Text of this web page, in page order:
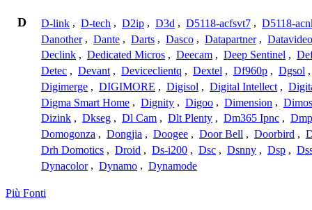
D D-link , D-tech , D2ip , D3d , D5118-acfsvt7 , D5118-
Danother , Dante , Darts , Dasco , Datapartner , Datavideo
Declink , Dedicated Micros , Deecam , Deep Sentinel ,
Detec , Devant , Deviceclientq , Dextel , Df960p , Dgsol
Digimerge , DIGIMORE , Digisol , Digital Intellect ,
Digma Smart Home , Dignity , Digoo , Dimension , Dimos
Dizink , Dkseg , Dl Cam , Dlt Plenty , Dm365 Ipnc , Dmp
Domogonza , Dongjia , Doogee , Door Bell , Doorbird ,
Drh Domotics , Droid , Ds-i200 , Dsc , Dsnny , Dsp ,
Dynacolor , Dynamo , Dynamode
Più Fonti